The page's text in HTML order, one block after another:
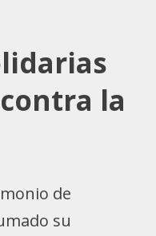
la
de
su